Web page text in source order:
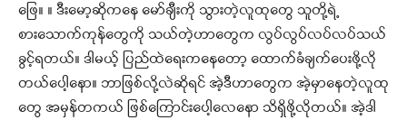
ဖြေ။ ။ ဒီးမော့ဆိုကနေ မော်ချီးကို သွားတဲ့လူထုတွေ သူတို့ရဲ့
စားသောက်ကုန်တွေကို သယ်တဲ့ဟာတွေက လွပ်လွပ်လပ်လပ်သယ်
ခွင့်ရတယ်။ ဒါမယ့် ပြည်ထဲရေးကနေတော့ ထောက်ခံချက်ပေးဖို့လို
တယ်ပေါ့နော။ ဘာဖြစ်လို့လဲဆိုရင် အဲ့ဒီဟာတွေက အဲ့မှာနေတဲ့လူထု
တွေ အမှန်တကယ် ဖြစ်ကြောင်းပေါ့လေနော သိရှိဖို့လိုတယ်။ အဲ့ဒါ